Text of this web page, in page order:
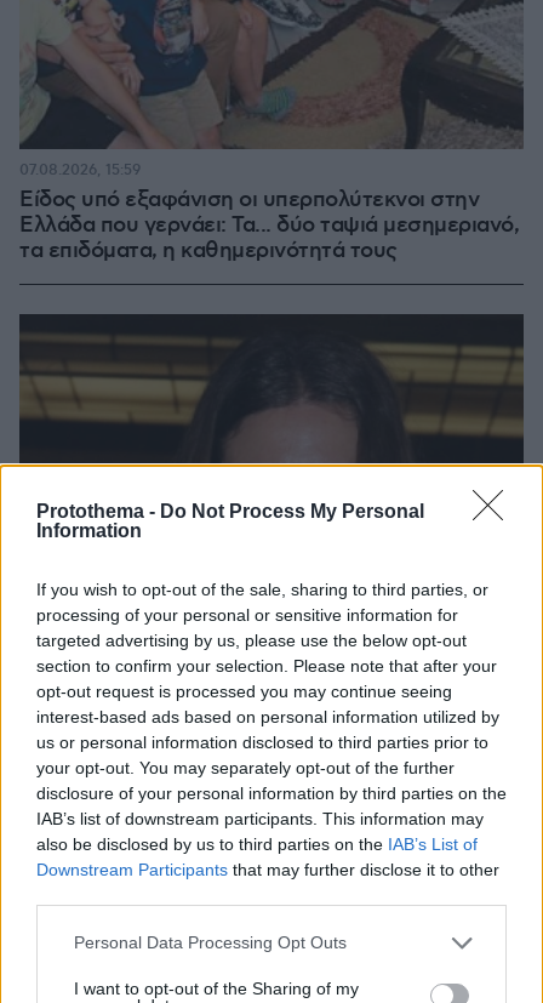
Protothema - Do Not Process My Personal
Information
If you wish to opt-out of the sale, sharing to third parties, or
processing of your personal or sensitive information for
targeted advertising by us, please use the below opt-out
section to confirm your selection. Please note that after your
opt-out request is processed you may continue seeing
interest-based ads based on personal information utilized by
us or personal information disclosed to third parties prior to
your opt-out. You may separately opt-out of the further
disclosure of your personal information by third parties on the
IAB’s list of downstream participants. This information may
also be disclosed by us to third parties on the IAB’s List of
Downstream Participants that may further disclose it to other
Please note that this website/app uses one or more Google
not limited to your visit or usage behaviour. You may click to
Personal Data Processing Opt Outs
I want to opt-out of the Sharing of my
Είδος υπό εξαφάνιση οι υπερπολύτεκνοι στην
Ελλάδα που γερνάει: Τα... δύο ταψιά μεσημεριανό,
τα επιδόματα, η καθημερινότητά τους
07.08.2026, 15:59
Η Λίλα Μπακλέση έφερε στον κόσμο το πρώτο
07.08.2026, 22:23
Βάλθηκε να τρελάνει κόσμο ο Καντέρ: